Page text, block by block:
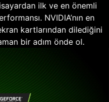
ilk ve en önemli
NVIDIA’nın en
kartlarından dilediğini
bir adım önde ol.